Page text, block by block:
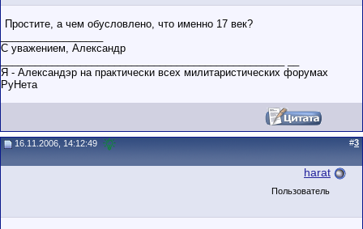
Простите, а чем обусловлено, что именно 17 век?
С уважением, Александр
Я - Александэр на практически всех милитаристических форумах
РуНета
16.11.2006, 14:12:49 #3
harat
Пользователь